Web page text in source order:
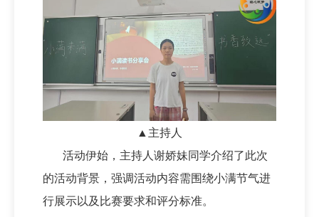
▲主持人
活动伊始，主持人谢娇妹同学介绍了此次
的活动背景，强调活动内容需围绕小满节气进
行展示以及比赛要求和评分标准。